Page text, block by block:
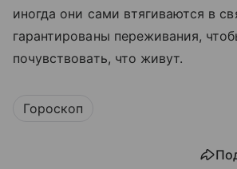
иногда они сами втягиваются в
гарантированы переживания,
почувствовать, что живут.
Гороскоп